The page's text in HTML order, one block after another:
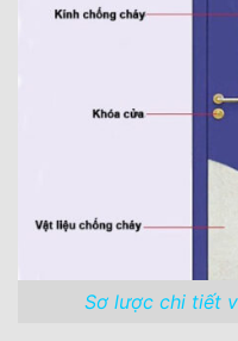
Sơ lược chi tiết